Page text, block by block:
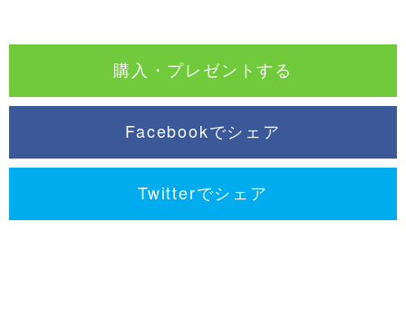
購入・プレゼントする
Facebookでシェア
Twitterでシェア